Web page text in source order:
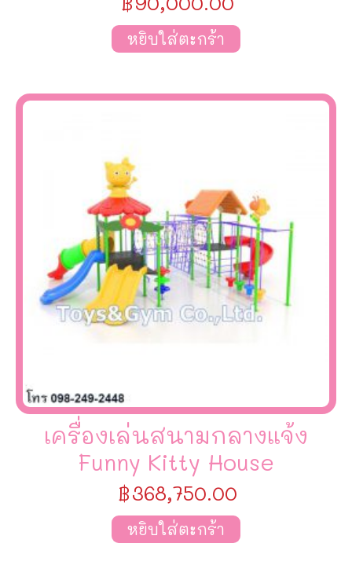
หยิบใส่ตะกร้า
เครื่องเล่นสนามกลางแจ้ง
Funny Kitty House
฿368,750.00
หยิบใส่ตะกร้า